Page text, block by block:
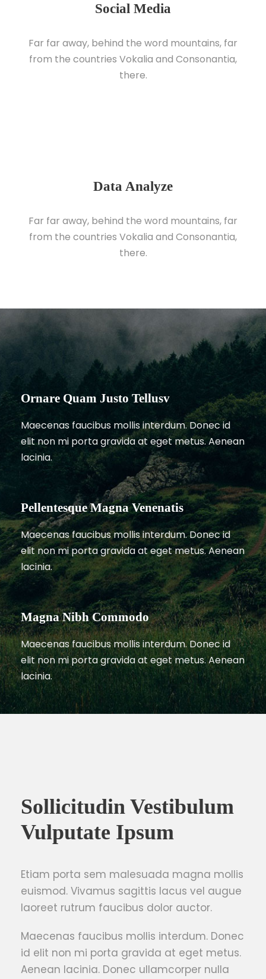
Social Media
Far far away, behind the word mountains, far
from the countries Vokalia and Consonantia,
there.
Data Analyze
Far far away, behind the word mountains, far
from the countries Vokalia and Consonantia,
there.
Ornare Quam Justo Tellusv
Maecenas faucibus mollis interdum. Donec id
elit non mi porta gravida at eget metus. Aenean
lacinia.
Pellentesque Magna Venenatis
Maecenas faucibus mollis interdum. Donec id
elit non mi porta gravida at eget metus. Aenean
lacinia.
Magna Nibh Commodo
Maecenas faucibus mollis interdum. Donec id
elit non mi porta gravida at eget metus. Aenean
lacinia.
Sollicitudin Vestibulum
Vulputate Ipsum
Etiam porta sem malesuada magna mollis
euismod. Vivamus sagittis lacus vel augue
laoreet rutrum faucibus dolor auctor.
Maecenas faucibus mollis interdum. Donec
id elit non mi porta gravida at eget metus.
Aenean lacinia. Donec ullamcorper nulla